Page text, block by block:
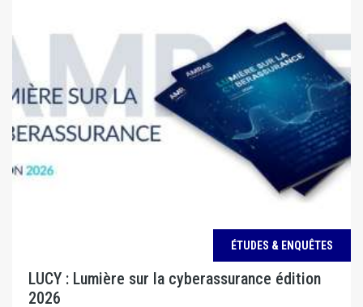
ÉTUDES & ENQUÊTES
LUCY : Lumière sur la cyberassurance édition
2026